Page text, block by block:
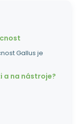
Gallus je
a na nástroje?